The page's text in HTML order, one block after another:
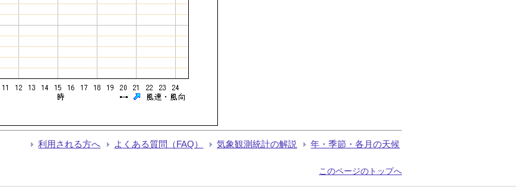
利用される方へ よくある質問（FAQ） 気象観測統計の解説 年・季節・各月の天候
このページのトップへ